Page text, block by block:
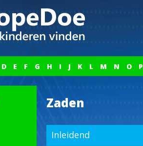
D E F G H I J K L M N O P
Zaden
Inleidend